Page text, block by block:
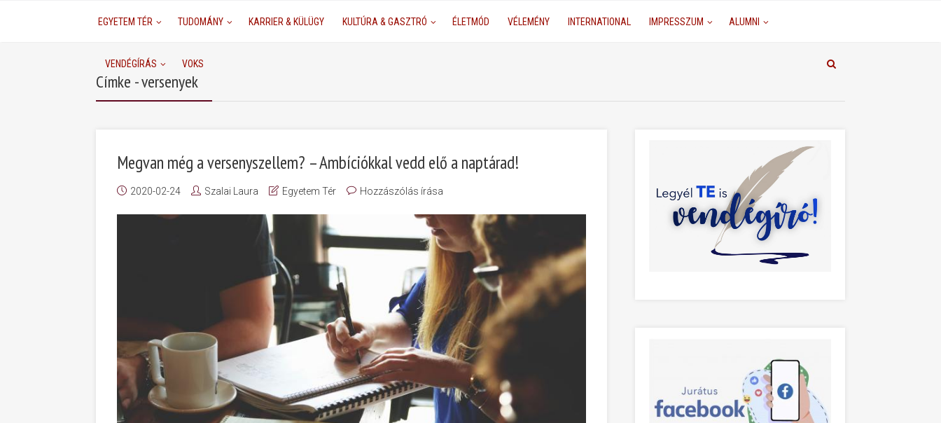
EGYETEM TÉR TUDOMÁNY KARRIER & KÜLÜGY KULTÚRA & GASZTRÓ ÉLETMÓD VÉLEMÉNY INTERNATIONAL IMPRESSZUM ALUMNI
VENDÉGÍRÁS VOKS
Címke - versenyek
Megvan még a versenyszellem? – Ambíciókkal vedd elő a naptárad!
2020-02-24 Szalai Laura Egyetem Tér Hozzászólás írása